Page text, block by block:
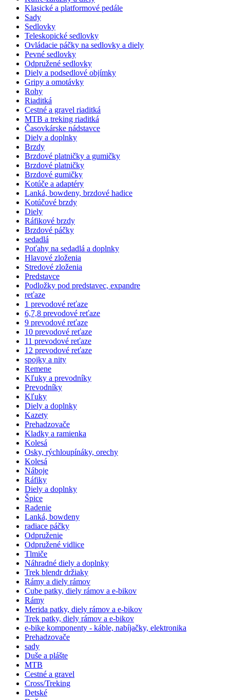
Klasické a platformové pedále
Sady
Sedlovky
Teleskopické sedlovky
Ovládacie páčky na sedlovky a diely
Pevné sedlovky
Odpružené sedlovky
Diely a podsedlové objímky
Gripy a omotávky
Rohy
Riaditká
Cestné a gravel riaditká
MTB a treking riaditká
Časovkárske nádstavce
Diely a doplnky
Brzdy
Brzdové platničky a gumičky
Brzdové platničky
Brzdové gumičky
Kotúče a adaptéry
Lanká, bowdeny, brzdové hadice
Kotúčové brzdy
Diely
Ráfikové brzdy
Brzdové páčky
sedadlá
Poťahy na sedadlá a doplnky
Hlavové zloženia
Stredové zloženia
Predstavce
Podložky pod predstavec, expandre
reťaze
1 prevodové reťaze
6,7,8 prevodové reťaze
9 prevodové reťaze
10 prevodové reťaze
11 prevodové reťaze
12 prevodové reťaze
spojky a nity
Remene
Kľuky a prevodníky
Prevodníky
Kľuky
Diely a doplnky
Kazety
Prehadzovače
Kladky a ramienka
Kolesá
Osky, rýchloupínáky, orechy
Kolesá
Náboje
Ráfiky
Diely a doplnky
Špice
Radenie
Lanká, bowdeny
radiace páčky
Odpruženie
Odpružené vidlice
Tlmiče
Náhradné diely a doplnky
Trek blendr držiaky
Rámy a diely rámov
Cube patky, diely rámov a e-bikov
Rámy
Merida patky, diely rámov a e-bikov
Trek patky, diely rámov a e-bikov
e-bike komponenty - káble, nabíjačky, elektronika
Prehadzovače
sady
Duše a plášte
MTB
Cestné a gravel
Cross/Treking
Detské